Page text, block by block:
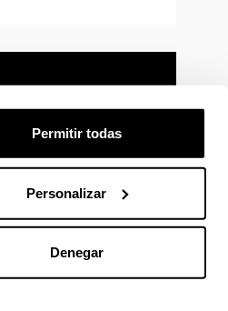
Permitir todas
Personalizar
Denegar
Ayuda Contacto
en Youtube
La EHU en VimeoLa EHU en Flickr